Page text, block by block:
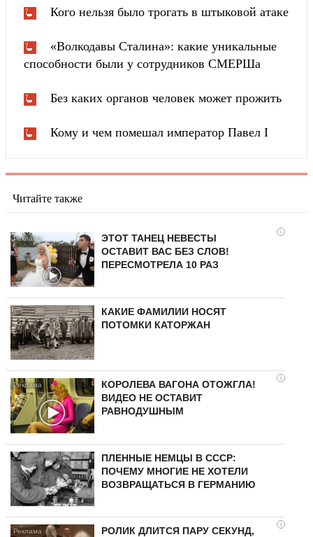
Кого нельзя было трогать в штыковой атаке
«Волкодавы Сталина»: какие уникальные
способности были у сотрудников СМЕРШа
Без каких органов человек может прожить
Кому и чем помешал император Павел I
Читайте также
i
ЭТОТ ТАНЕЦ НЕВЕСТЫ
ОСТАВИТ ВАС БЕЗ СЛОВ!
ПЕРЕСМОТРЕЛА 10 РАЗ
КАКИЕ ФАМИЛИИ НОСЯТ
ПОТОМКИ КАТОРЖАН
i
КОРОЛЕВА ВАГОНА ОТОЖГЛА!
ВИДЕО НЕ ОСТАВИТ
РАВНОДУШНЫМ
ПЛЕННЫЕ НЕМЦЫ В СССР:
ПОЧЕМУ МНОГИЕ НЕ ХОТЕЛИ
ВОЗВРАЩАТЬСЯ В ГЕРМАНИЮ
i
РОЛИК ДЛИТСЯ ПАРУ СЕКУНД,